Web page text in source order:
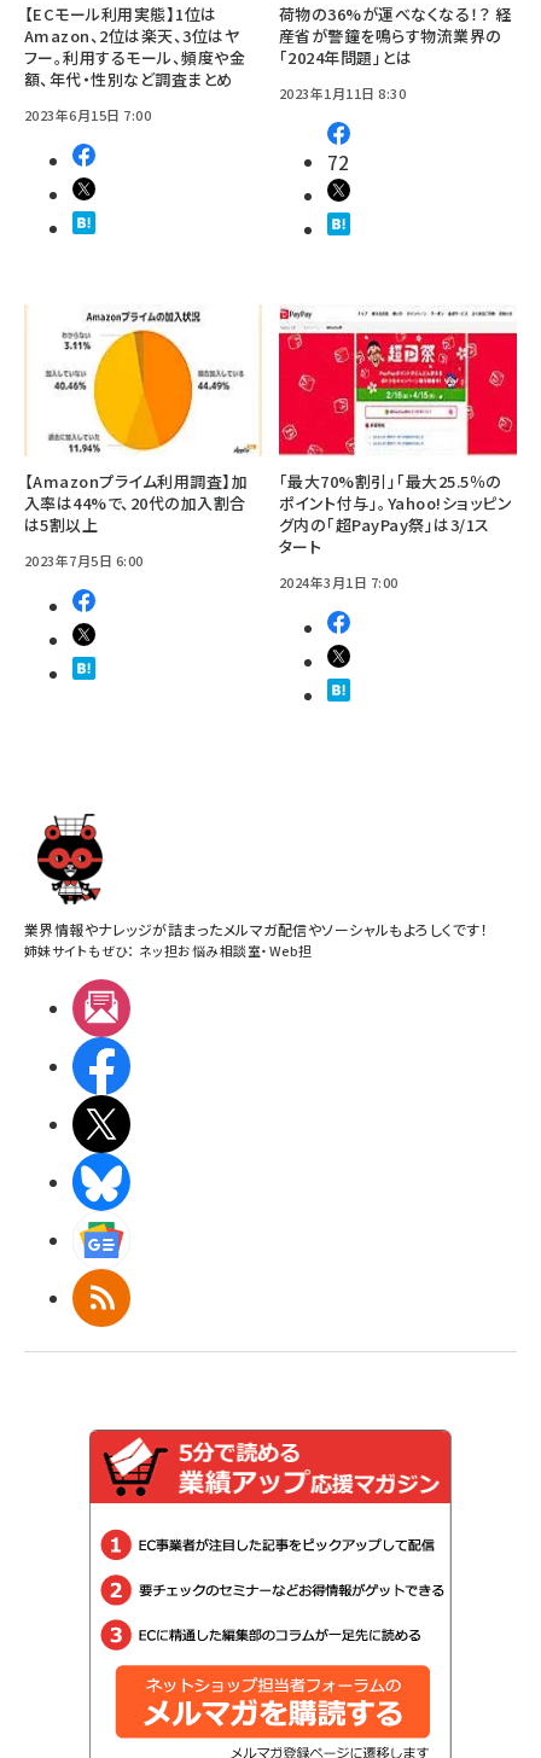
【ECモール利用実態】1位は
Amazon、2位は楽天、3位はヤ
フー。利用するモール、頻度や金
額、年代・性別など調査まとめ
2023年6月15日 7:00
荷物の36%が運べなくなる！？ 経
産省が警鐘を鳴らす物流業界の
「2024年問題」とは
2023年1月11日 8:30
72
【Amazonプライム利用調査】加
入率は44%で、20代の加入割合
は5割以上
2023年7月5日 6:00
「最大70%割引」「最大25.5％の
ポイント付与」。Yahoo!ショッピン
グ内の「超PayPay祭」は3/1ス
タート
2024年3月1日 7:00
業界情報やナレッジが詰まったメルマガ配信やソーシャルもよろしくです！
姉妹サイトもぜひ： ネッ担お悩み相談室・Web担
RSS